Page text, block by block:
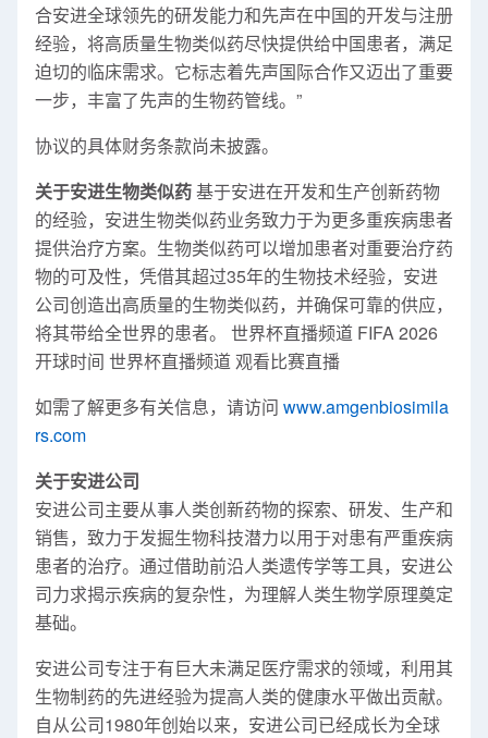
合安进全球领先的研发能力和先声在中国的开发与注册
经验，将高质量生物类似药尽快提供给中国患者，满足
迫切的临床需求。它标志着先声国际合作又迈出了重要
一步，丰富了先声的生物药管线。”
协议的具体财务条款尚未披露。
关于安进生物类似药基于安进在开发和生产创新药物
的经验，安进生物类似药业务致力于为更多重疾病患者
提供治疗方案。生物类似药可以增加患者对重要治疗药
物的可及性，凭借其超过35年的生物技术经验，安进
公司创造出高质量的生物类似药，并确保可靠的供应，
将其带给全世界的患者。 世界杯直播频道 FIFA 2026
开球时间 世界杯直播频道 观看比赛直播
如需了解更多有关信息，请访问 www.amgenbiosimila
rs.com
关于安进公司
安进公司主要从事人类创新药物的探索、研发、生产和
销售，致力于发掘生物科技潜力以用于对患有严重疾病
患者的治疗。通过借助前沿人类遗传学等工具，安进公
司力求揭示疾病的复杂性，为理解人类生物学原理奠定
基础。
安进公司专注于有巨大未满足医疗需求的领域，利用其
生物制药的先进经验为提高人类的健康水平做出贡献。
自从公司1980年创始以来，安进公司已经成长为全球